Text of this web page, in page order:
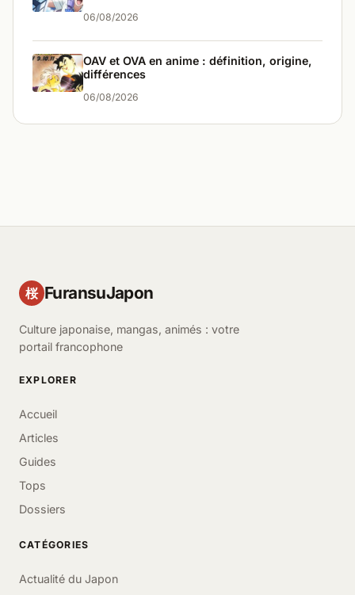
06/08/2026
OAV et OVA en anime : définition, origine,
différences
06/08/2026
桜 FuransuJapon
Culture japonaise, mangas, animés : votre
portail francophone
EXPLORER
Accueil
Articles
Guides
Tops
Dossiers
CATÉGORIES
Actualité du Japon